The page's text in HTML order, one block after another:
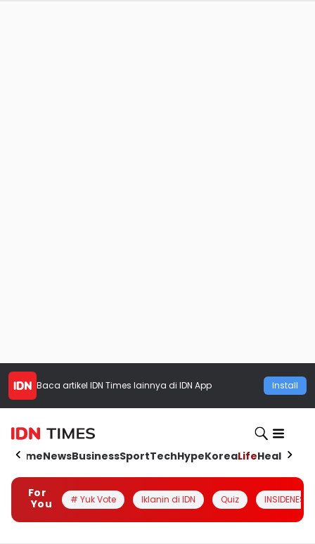
Baca artikel IDN Times lainnya di IDN App Install
HomeNewsBusinessSportTechHypeKoreaLifeHealth
For
You
# Yuk Vote Iklanin di IDN Quiz INSIDENESIA